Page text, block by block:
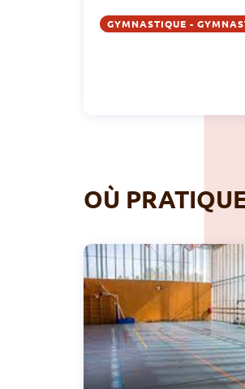
GYMNASTIQUE -
OÙ